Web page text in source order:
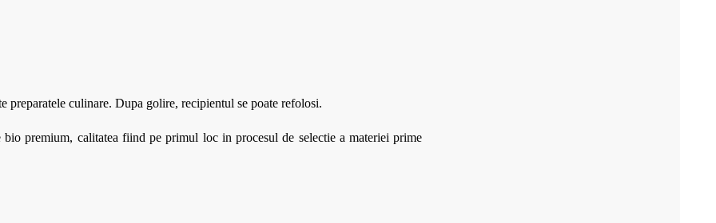
preparatele culinare. Dupa golire, recipientul se poate refolosi.
premium, calitatea fiind pe primul loc in procesul de selectie a materiei prime